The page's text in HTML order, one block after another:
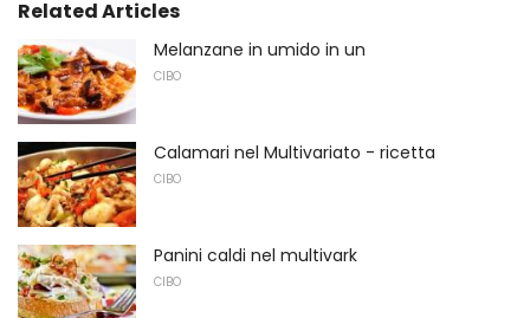
Related Articles
Melanzane in umido in un
CIBO
Calamari nel Multivariato - ricetta
CIBO
Panini caldi nel multivark
CIBO